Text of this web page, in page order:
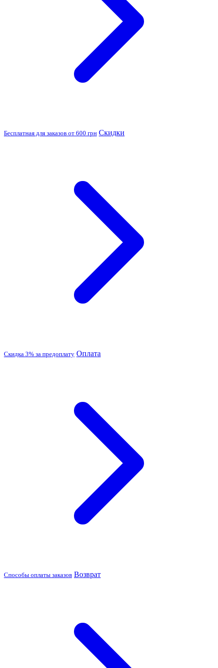
Бесплатная для заказов от 600 грн Скидки
Скидка 3% за предоплату Оплата
Способы оплаты заказов Возврат